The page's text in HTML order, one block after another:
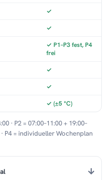
✓
✓
✓ P1–P3 fest, P4
frei
✓
✓
✓ (±5 °C)
· P2 = 07:00–11:00 + 19:00–
· P4 = individueller Wochenplan